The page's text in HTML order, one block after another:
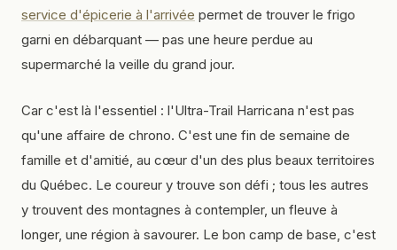
service d'épicerie à l'arrivée permet de trouver le frigo
garni en débarquant — pas une heure perdue au
supermarché la veille du grand jour.
Car c'est là l'essentiel : l'Ultra-Trail Harricana n'est pas
qu'une affaire de chrono. C'est une fin de semaine de
famille et d'amitié, au cœur d'un des plus beaux territoires
du Québec. Le coureur y trouve son défi ; tous les autres
y trouvent des montagnes à contempler, un fleuve à
longer, une région à savourer. Le bon camp de base, c'est